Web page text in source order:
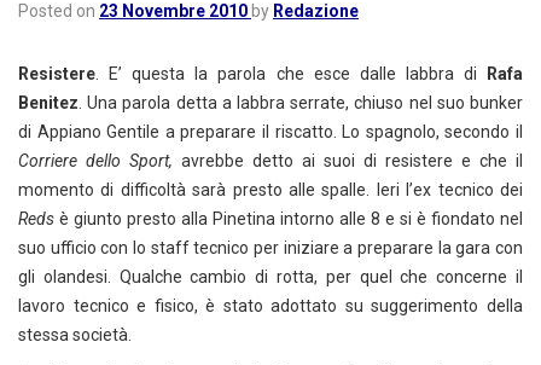
Posted on 23 Novembre 2010 by Redazione
Resistere . E’ questa la parola che esce dalle labbra di
Rafa
Benitez . Una parola detta a labbra serrate, chiuso nel suo bunker
di Appiano Gentile a preparare il riscatto. Lo spagnolo, secondo il
Corriere dello Sport, avrebbe detto ai suoi di resistere e che il
momento di difficoltà sarà presto alle spalle. Ieri l’ex tecnico dei
Reds è giunto presto alla Pinetina intorno alle 8 e si è fiondato nel
suo ufficio con lo staff tecnico per iniziare a preparare la gara con
gli olandesi. Qualche cambio di rotta, per quel che concerne il
lavoro tecnico e fisico, è stato adottato su suggerimento della
stessa società.